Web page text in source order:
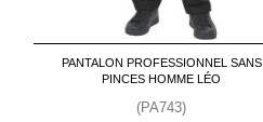
PANTALON PROFESSIONNEL SANS
PINCES HOMME LÉO
(PA743)